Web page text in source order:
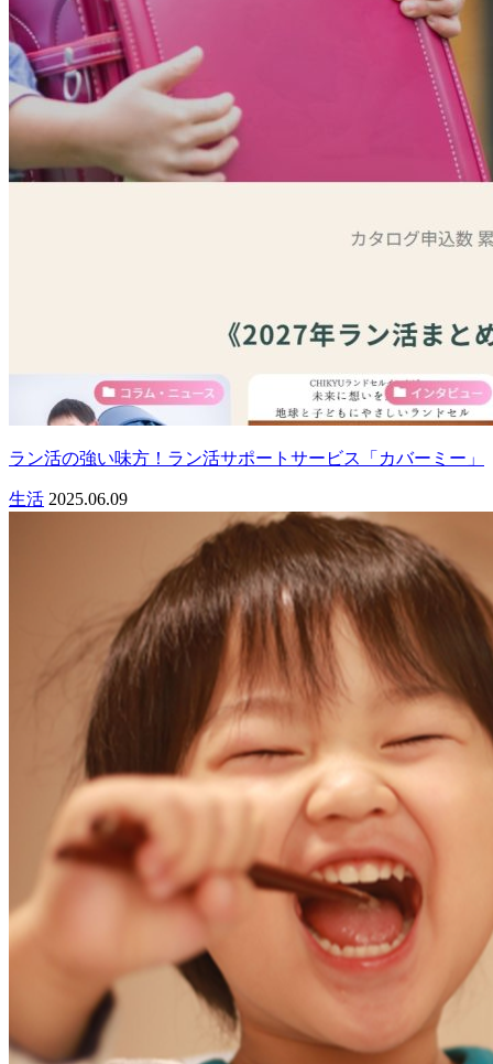
ラン活の強い味方！ラン活サポートサービス「カバーミー」
生活 2025.06.09